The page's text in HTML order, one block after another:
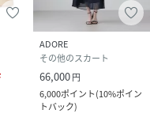
ADORE
その他のスカート
66,000円
6,000ポイント(10%ポイン
トバック)